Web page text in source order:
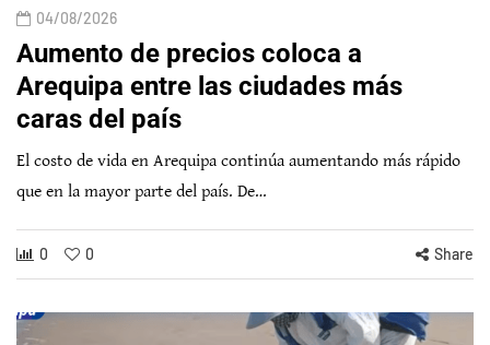
04/08/2026
Aumento de precios coloca a
Arequipa entre las ciudades más
caras del país
El costo de vida en Arequipa continúa aumentando más rápido
que en la mayor parte del país. De…
0 0 Share